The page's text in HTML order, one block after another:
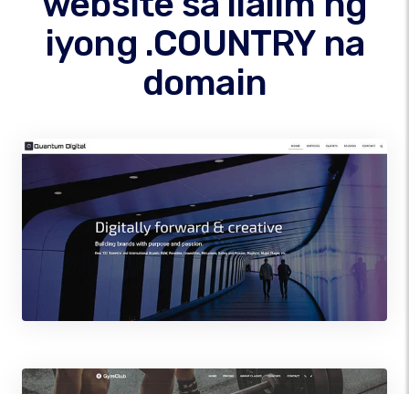
iyong .COUNTRY na
domain